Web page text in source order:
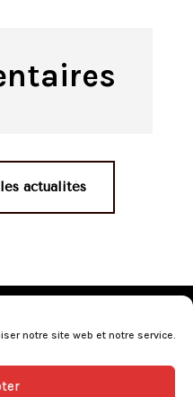
notre site web et notre service.
actualités
•Nos revendeurs•
la santé, consommez avec